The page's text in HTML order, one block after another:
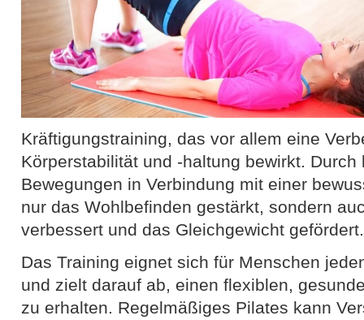
Kräftigungstraining, das vor allem eine
Körperstabilität und -haltung bewirkt.
Bewegungen in Verbindung mit einer
nur das Wohlbefinden gestärkt, sondern
verbessert und das Gleichgewicht gefördert.
Das Training eignet sich für Menschen
und zielt darauf ab, einen flexiblen,
zu erhalten. Regelmäßiges Pilates kann